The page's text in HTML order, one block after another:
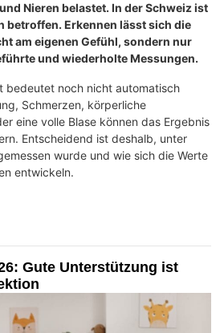
Nieren belastet. In der Schweiz ist
betroffen. Erkennen lässt sich die
am eigenen Gefühl, sondern nur
und wiederholte Messungen.
bedeutet noch nicht automatisch
Schmerzen, körperliche
eine volle Blase können das Ergebnis
Entscheidend ist deshalb, unter
wurde und wie sich die Werte
entwickeln.
Gute Unterstützung ist